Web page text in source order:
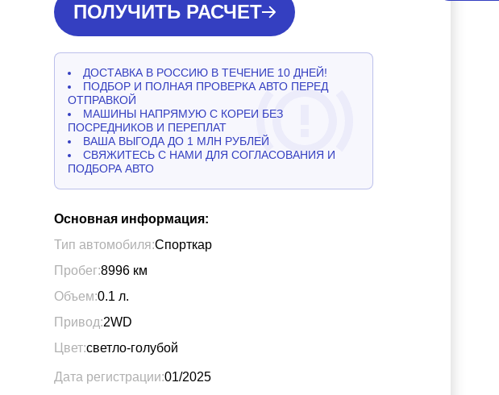
ПОЛУЧИТЬ РАСЧЕТ
ДОСТАВКА В РОССИЮ В ТЕЧЕНИЕ 10 ДНЕЙ!
ПОДБОР И ПОЛНАЯ ПРОВЕРКА АВТО ПЕРЕД
ОТПРАВКОЙ
МАШИНЫ НАПРЯМУЮ С КОРЕИ БЕЗ
ПОСРЕДНИКОВ И ПЕРЕПЛАТ
ВАША ВЫГОДА ДО 1 МЛН РУБЛЕЙ
СВЯЖИТЕСЬ С НАМИ ДЛЯ СОГЛАСОВАНИЯ И
ПОДБОРА АВТО
Основная информация:
Тип автомобиля:Спорткар
Пробег:8996 км
Объем:0.1 л.
Привод:2WD
Цвет:светло-голубой
Дата регистрации:01/2025